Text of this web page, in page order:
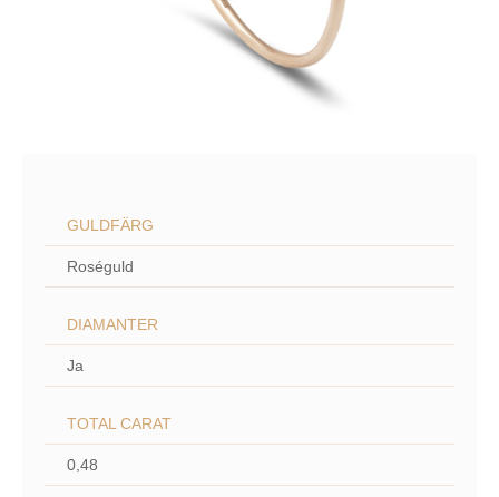
GULDFÄRG
Roséguld
DIAMANTER
Ja
TOTAL CARAT
0,48